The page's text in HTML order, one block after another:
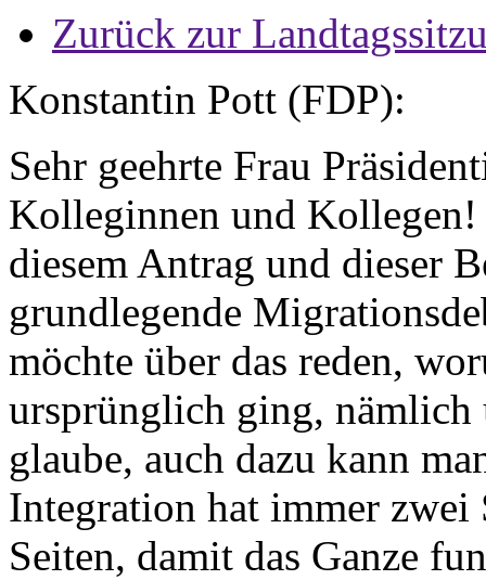
Zurück zur
Konstantin Pott (FDP):
Sehr geehrte Frau
Kolleginnen und Kollegen!
diesem Antrag und dieser
grundlegende
möchte über das reden,
ursprünglich ging,
glaube, auch dazu kann
Integration hat immer zwei
Seiten, damit das Ganze